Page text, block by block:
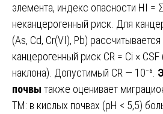
элемента, индекс опасности HI =
неканцерогенный риск. Для
(As, Cd, Cr(VI), Pb)
канцерогенный риск CR = Ci ×
наклона). Допустимый CR — 10⁻⁶.
почвы также оценивает
ТМ: в кислых почвах (pH < 5,5)